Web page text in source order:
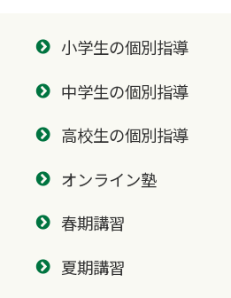
小学生の個別指導
中学生の個別指導
高校生の個別指導
オンライン塾
春期講習
夏期講習